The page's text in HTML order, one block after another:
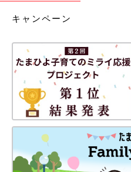
キャンペーン